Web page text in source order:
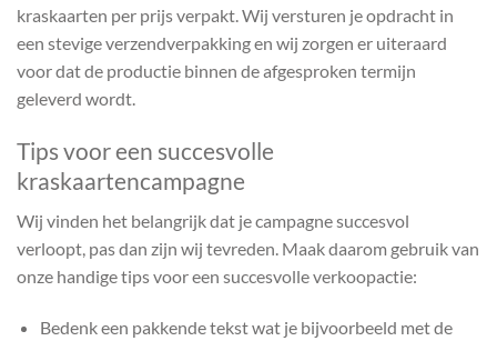
kraskaarten per prijs verpakt. Wij versturen je opdracht in
een stevige verzendverpakking en wij zorgen er uiteraard
voor dat de productie binnen de afgesproken termijn
geleverd wordt.
Tips voor een succesvolle
kraskaartencampagne
Wij vinden het belangrijk dat je campagne succesvol
verloopt, pas dan zijn wij tevreden. Maak daarom gebruik van
onze handige tips voor een succesvolle verkoopactie:
Bedenk een pakkende tekst wat je bijvoorbeeld met de